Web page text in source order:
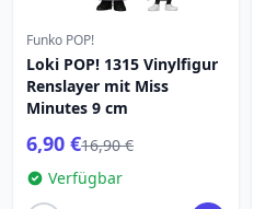
Funko POP!
Loki POP! 1315 Vinylfigur
Renslayer mit Miss
Minutes 9 cm
6,90 €16,90 €
Verfügbar